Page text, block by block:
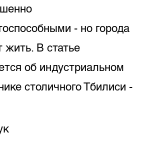
- но города
В статье
об индустриальном
столичного Тбилиси -